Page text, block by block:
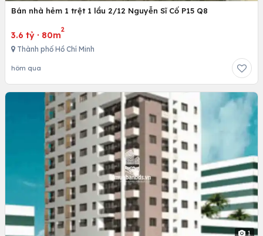
Bán nhà hẻm 1 trệt 1 lầu 2/12 Nguyễn Sĩ Cố P15 Q8
3.6 tỷ · 80m
2
Thành phố Hồ Chí Minh
hôm qua
1